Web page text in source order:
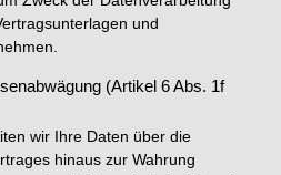
und
(Artikel 6 Abs. 1f
wir Ihre Daten über die
hinaus zur Wahrung